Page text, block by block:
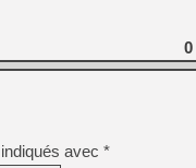
[GK] Beast of
[GK] Ubisoft : fin de partie
[GK] Mémoire cash -
[GK] Dan Houser (GTA)
[GK] Comment EA Sports
[GK] Crimson Moon : un
[GK] Isle of Reveries : le
[GK] Moonlighter 2 : The
[GK] Capcom relance
0
avec *